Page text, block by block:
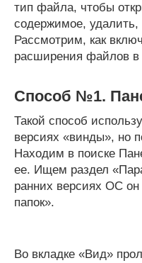
тип файла, чтобы
содержимое,
Рассмотрим, как
расширения файлов в
Способ №1.
Такой способ
версиях «винды», но
Находим в поиске
ее. Ищем раздел
ранних версиях ОС
папок».
Во вкладке «Вид»